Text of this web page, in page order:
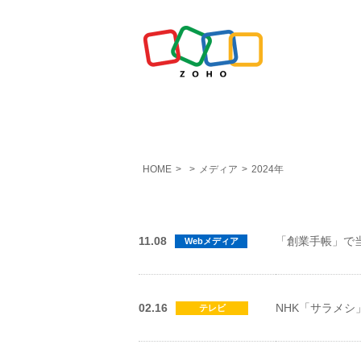
HOME > > メディア > 2024年
11.08 Webメディア 「創業手帳」
02.16 テレビ NHK「サラメシ